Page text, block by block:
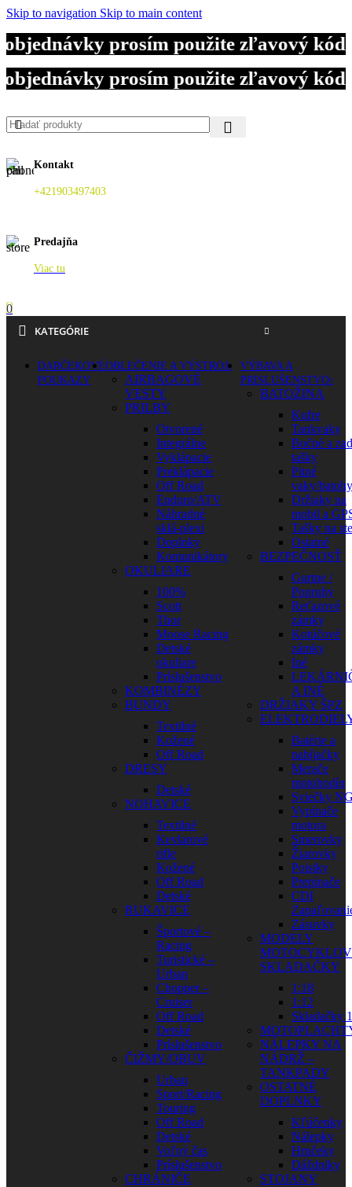
Skip to navigation Skip to main content
prosím použite zľavový kód
prosím použite zľavový kód
Kontakt
+421903497403
Predajňa
Viac tu
0
KATEGÓRIE
DARČEKOVÉ
POUKAZY
OBLEČENIE A VÝSTROJ
AIRBAGOVÉ
VESTY
PRILBY
Otvorené
Integrálne
Vyklápacie
Preklápacie
Off Road
Enduro/ATV
Náhradné
sklá-plexi
Doplnky
Komunikátory
OKULIARE
100%
Scott
Thor
Moose Racing
Detské
okuliare
Príslušenstvo
KOMBINÉZY
BUNDY
Textilné
Kožené
Off Road
DRESY
Detské
NOHAVICE
Textilné
Kevlarové
rifle
Kožené
Off Road
Detské
RUKAVICE
Športové –
Racing
Turistické –
Urban
Chopper –
Cruiser
Off Road
Detské
Príslušenstvo
ČIŽMY/OBUV
Urban
Sport/Racing
Touring
Off Road
Detské
Voľný čas
Príslušenstvo
CHRÁNIČE
VÝBAVA A
PRÍSLUŠENSTVO
BATOŽINA
Kufre
Tankvaky
Bočné a
tašky
Pitné
vaky/batohy
Držiaky na
mobil a
Tašky na
Ostatné
BEZPEČNOSŤ
Gurtne /
Popruhy
Reťazové
zámky
Kotúčové
zámky
Iné
A INÉ
DRŽIAKY ŠPZ
Batérie a
nabíjačky
Merače
motohodín
Sviečky
Vypínače
motora
Smerovky
Žiarovky
Poistky
Prepínače
CDI
Zásuvky
MODELY
SKLADAČKY
1:18
1:12
Skladačky
NÁLEPKY NA
NÁDRŽ –
TANKPADY
OSTATNÉ
DOPLNKY
Kľúčenky
Nálepky
Hrnčeky
Dáždniky
STOJANY